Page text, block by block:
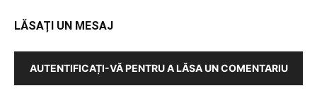
LĂSAȚI UN MESAJ
AUTENTIFICAȚI-VĂ PENTRU A LĂSA UN COMENTARIU